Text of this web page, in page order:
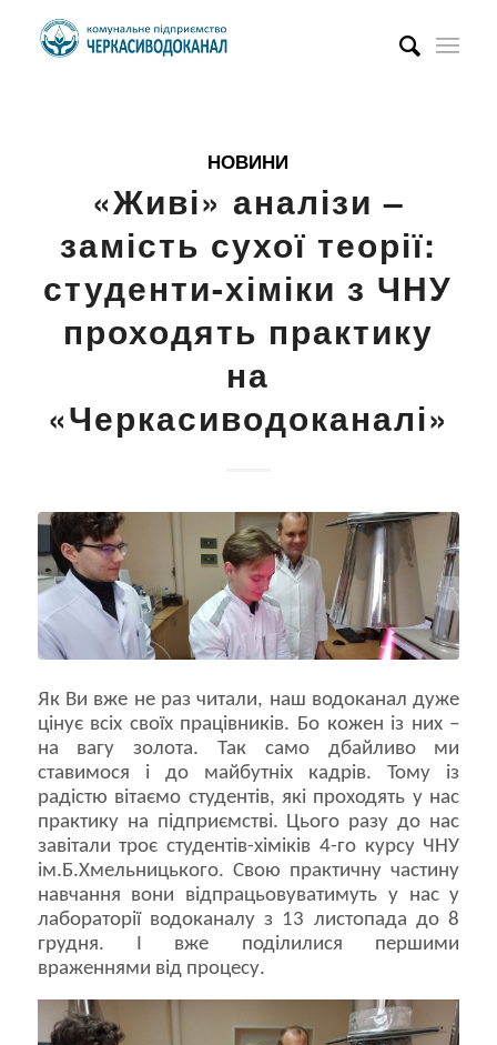
НОВИНИ
«Живі» аналізи –
замість сухої теорії:
студенти-хіміки з ЧНУ
проходять практику
на
«Черкасиводоканалі»
Як Ви вже не раз читали, наш водоканал дуже
цінує всіх своїх працівників. Бо кожен із них –
на вагу золота. Так само дбайливо ми
ставимося і до майбутніх кадрів. Тому із
радістю вітаємо студентів, які проходять у нас
практику на підприємстві. Цього разу до нас
завітали троє студентів-хіміків 4-го курсу ЧНУ
ім.Б.Хмельницького. Свою практичну частину
навчання вони відпрацьовуватимуть у нас у
лабораторії водоканалу з 13 листопада до 8
грудня. І вже поділилися першими
враженнями від процесу.